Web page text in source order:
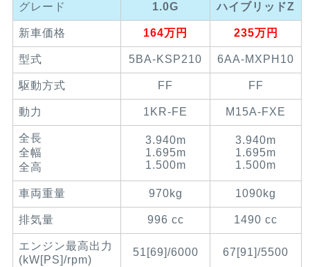
グレード 1.0G ハイブリッドZ
新車価格 164万円 235万円
型式 5BA-KSP210 6AA-MXPH10
駆動方式 FF FF
動力 1KR-FE M15A-FXE
全長
全幅
全高
3.940m
1.695m
1.500m
3.940m
1.695m
1.500m
車両重量 970kg 1090kg
排気量 996 cc 1490 cc
エンジン最高出力
(kW[PS]/rpm)
51[69]/6000 67[91]/5500